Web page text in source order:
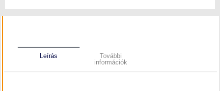
Leírás
További
információk